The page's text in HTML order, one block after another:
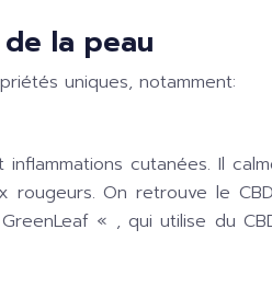
la peau
uniques, notamment:
cutanées. Il
On retrouve le
GreenLeaf « , qui utilise du